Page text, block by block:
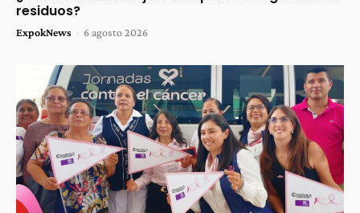
residuos?
ExpokNews - 6 agosto 2026